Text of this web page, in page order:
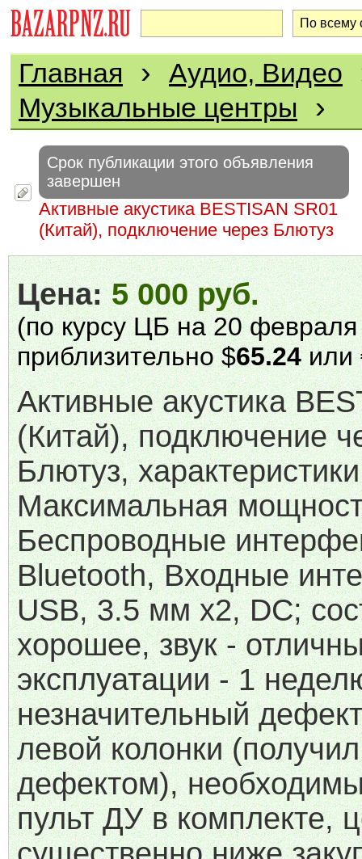
Главная › Аудио, Видео
Музыкальные центры ›
Срок публикации этого объявления
завершен
Активные акустика BESTISAN SR01
(Китай), подключение через Блютуз
Цена:5 000 руб.
(по курсу ЦБ на 20 февраля
приблизительно $65.24или
Активные акустика
(Китай), подключение
Блютуз,
Максимальная
Беспроводные
Bluetooth, Входные
USB, 3.5 мм x2, DC;
хорошее, звук -
эксплуатации - 1
незначительный
левой колонки
дефектом),
пульт ДУ в комплекте,